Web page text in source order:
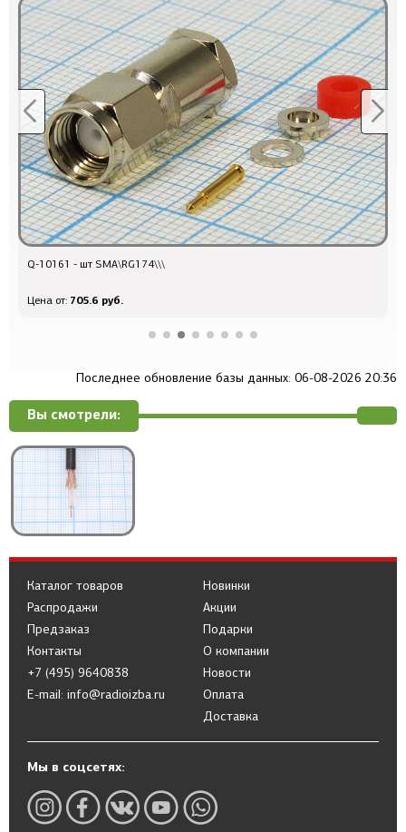
Q-10161 - шт SMA\RG174\\\
Цена от: 705.6 руб.
Последнее обновление базы данных: 06-08-2026 20:36
Вы смотрели:
Каталог товаров
Распродажи
Предзаказ
Новинки
Акции
Подарки
Контакты
+7 (495) 9640838
E-mail: info@radioizba.ru
О компании
Новости
Оплата
Доставка
Мы в соцсетях: